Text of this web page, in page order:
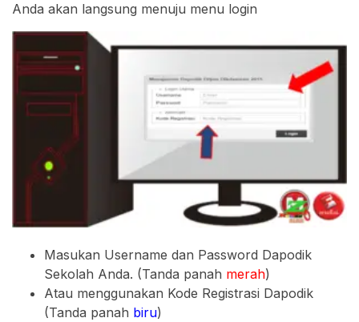
Anda akan langsung menuju menu login
Masukan Username dan Password Dapodik
Sekolah Anda. (Tanda panah merah)
Atau menggunakan Kode Registrasi Dapodik
(Tanda panah biru)